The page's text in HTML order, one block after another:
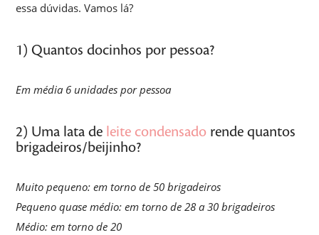
essa dúvidas. Vamos lá?
1) Quantos docinhos por pessoa?
Em média 6 unidades por pessoa
2) Uma lata de leite condensado rende quantos
brigadeiros/beijinho?
Muito pequeno: em torno de 50 brigadeiros
Pequeno quase médio: em torno de 28 a 30 brigadeiros
Médio: em torno de 20